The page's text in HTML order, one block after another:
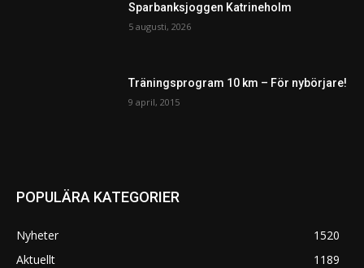
Sparbanksjoggen Katrineholm
5 augusti, 2026
Träningsprogram 10 km – För nybörjare!
9 april, 2015
POPULÄRA KATEGORIER
Nyheter
1520
Aktuellt
1189